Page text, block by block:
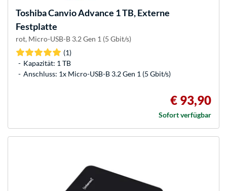
ToshibaCanvio Advance 1 TB, Externe
Festplatte
rot, Micro-USB-B 3.2 Gen 1 (5 Gbit/s)
(1)
Kapazität: 1 TB
Anschluss: 1x Micro-USB-B 3.2 Gen 1 (5 Gbit/s)
€ 93,90
Sofort verfügbar